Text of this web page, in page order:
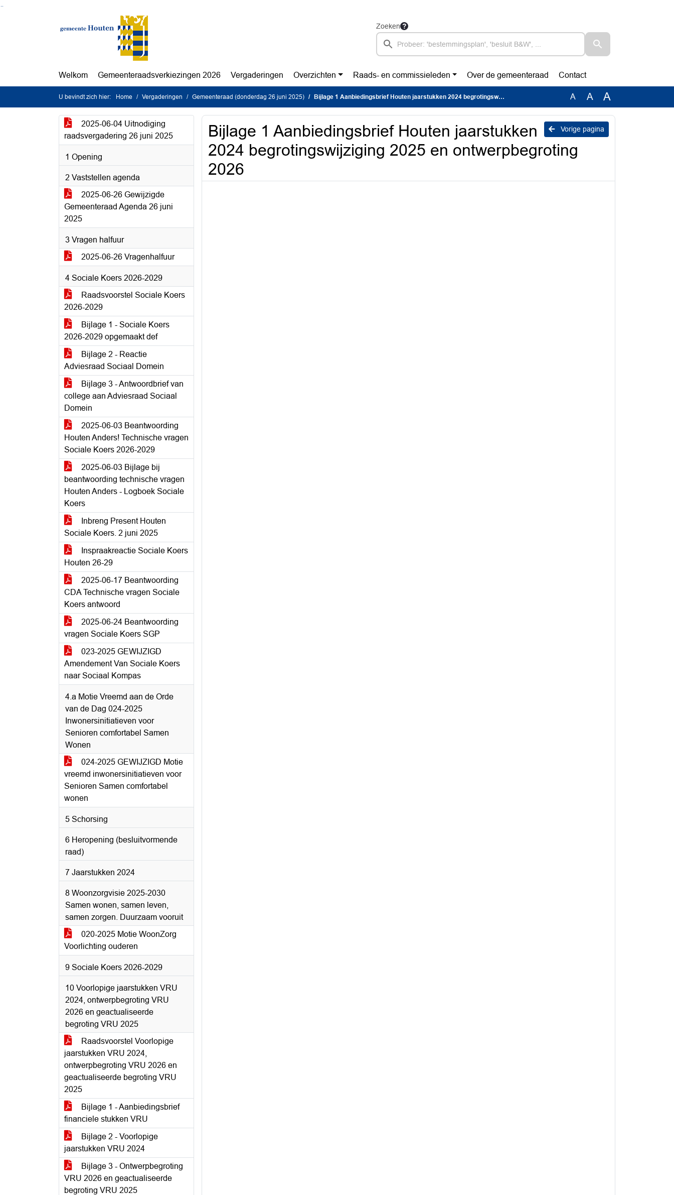
Zoeken
Welkom Gemeenteraadsverkiezingen 2026 Vergaderingen Overzichten Raads- en commissieleden Over de gemeenteraad Contact
U bevindt zich hier: Home Vergaderingen Gemeenteraad (donderdag 26 juni 2025) Bijlage 1 Aanbiedingsbrief Houten jaarstukken 2024 begrotingswijziging 2025 en ontwerpbegroting 2026 A A A
2025-06-04 Uitnodiging
raadsvergadering 26 juni 2025
1 Opening
2 Vaststellen agenda
2025-06-26 Gewijzigde
Gemeenteraad Agenda 26 juni
2025
3 Vragen halfuur
2025-06-26 Vragenhalfuur
4 Sociale Koers 2026-2029
Raadsvoorstel Sociale Koers
2026-2029
Bijlage 1 - Sociale Koers
2026-2029 opgemaakt def
Bijlage 2 - Reactie
Adviesraad Sociaal Domein
Bijlage 3 - Antwoordbrief van
college aan Adviesraad Sociaal
Domein
2025-06-03 Beantwoording
Houten Anders! Technische vragen
Sociale Koers 2026-2029
2025-06-03 Bijlage bij
beantwoording technische vragen
Houten Anders - Logboek Sociale
Koers
Inbreng Present Houten
Sociale Koers. 2 juni 2025
Inspraakreactie Sociale Koers
Houten 26-29
2025-06-17 Beantwoording
CDA Technische vragen Sociale
Koers antwoord
2025-06-24 Beantwoording
vragen Sociale Koers SGP
023-2025 GEWIJZIGD
Amendement Van Sociale Koers
naar Sociaal Kompas
4.a Motie Vreemd aan de Orde
van de Dag 024-2025
Inwonersinitiatieven voor
Senioren comfortabel Samen
Wonen
024-2025 GEWIJZIGD Motie
vreemd inwonersinitiatieven voor
Senioren Samen comfortabel
wonen
5 Schorsing
6 Heropening (besluitvormende
raad)
7 Jaarstukken 2024
8 Woonzorgvisie 2025-2030
Samen wonen, samen leven,
samen zorgen. Duurzaam vooruit
020-2025 Motie WoonZorg
Voorlichting ouderen
9 Sociale Koers 2026-2029
10 Voorlopige jaarstukken VRU
2024, ontwerpbegroting VRU
2026 en geactualiseerde
begroting VRU 2025
Raadsvoorstel Voorlopige
jaarstukken VRU 2024,
ontwerpbegroting VRU 2026 en
geactualiseerde begroting VRU
2025
Bijlage 1 - Aanbiedingsbrief
financiele stukken VRU
Bijlage 2 - Voorlopige
jaarstukken VRU 2024
Bijlage 3 - Ontwerpbegroting
VRU 2026 en geactualiseerde
begroting VRU 2025
Vorige pagina
Bijlage 1 Aanbiedingsbrief Houten jaarstukken
2024 begrotingswijziging 2025 en ontwerpbegroting
2026